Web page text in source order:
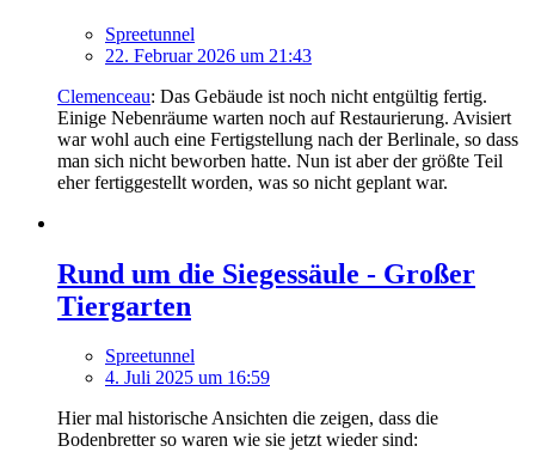
Spreetunnel
22. Februar 2026 um 21:43
Clemenceau: Das Gebäude ist noch nicht entgültig fertig.
Einige Nebenräume warten noch auf Restaurierung. Avisiert
war wohl auch eine Fertigstellung nach der Berlinale, so dass
man sich nicht beworben hatte. Nun ist aber der größte Teil
eher fertiggestellt worden, was so nicht geplant war.
Rund um die Siegessäule - Großer
Tiergarten
Spreetunnel
4. Juli 2025 um 16:59
Hier mal historische Ansichten die zeigen, dass die
Bodenbretter so waren wie sie jetzt wieder sind: